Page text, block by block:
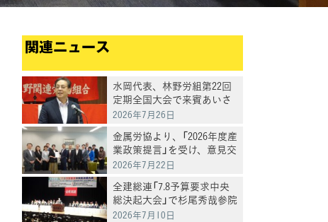
関連ニュース
水岡代表、林野労組第22回
定期全国大会で来賓あいさ
つ
2026年7月26日
金属労協より、「2026年度産
業政策提言」を受け、意見交
換
2026年7月22日
全建総連「7.8予算要求中央
総決起大会」で杉尾秀哉参院
議員があいさつ
2026年7月10日